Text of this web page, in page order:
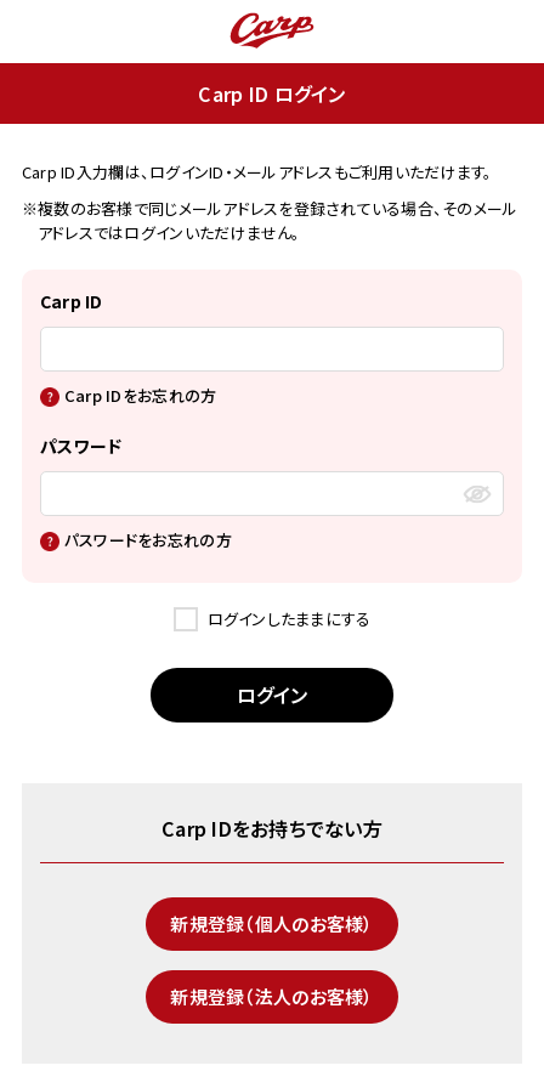
Carp ID ログイン
Carp ID入力欄は、ログインID・メールアドレスもご利用いただけます。
※複数のお客様で同じメールアドレスを登録されている場合、そのメール
アドレスではログインいただけません。
Carp ID
Carp IDをお忘れの方
パスワード
パスワードをお忘れの方
ログインしたままにする
Carp IDをお持ちでない方
新規登録（個人のお客様）
新規登録（法人のお客様）